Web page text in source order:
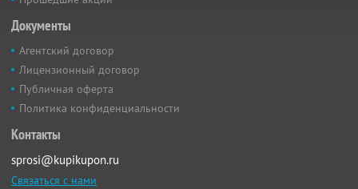
Документы
Агентский договор
Лицензионный договор
Публичная оферта
Политика конфиденциальности
Контакты
sprosi@kupikupon.ru
Связаться с нами